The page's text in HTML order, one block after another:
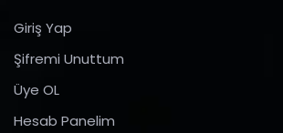
Giriş Yap
Şifremi Unuttum
Üye OL
Hesab Panelim